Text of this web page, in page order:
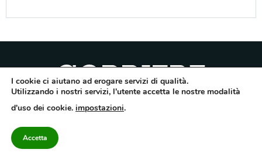
10/9/2012. Iscritto nel Registro Operatori di Comunicazione al n.7671
Avellino – Cap.Soc. 20.000 € – REA 187346 – PI/CF. Reg. naz. stampa 10218/99
I cookie ci aiutano ad erogare servizi di qualità.
Utilizzando i nostri servizi, l'utente accetta le nostre modalità
d'uso dei cookie. impostazioni.
Accetta